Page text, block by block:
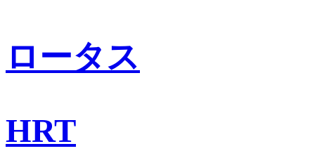
ロータス
HRT